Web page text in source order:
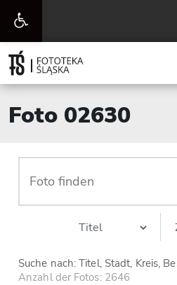
Werkzeugleiste
öffnen
Foto 02630
Suche nach: Titel, Stadt, Kreis,
Anzahl der Fotos: 2646